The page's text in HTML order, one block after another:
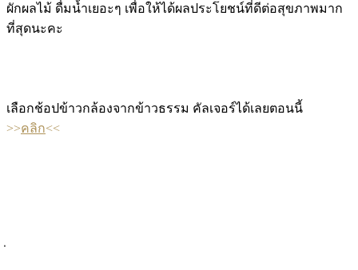
ผักผลไม้ ดื่มน้ำเยอะๆ เพื่อให้ได้ผลประโยชน์ที่ดีต่อสุขภาพมาก
ที่สุดนะคะ
เลือกช้อปข้าวกล้องจากข้าวธรรม คัลเจอร์ได้เลยตอนนี้
>>คลิก<<